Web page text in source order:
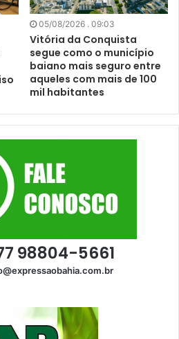
05/08/2026 . 09:03
Vitória da Conquista
segue como o município
baiano mais seguro entre
aqueles com mais de 100
mil habitantes
98804-5661